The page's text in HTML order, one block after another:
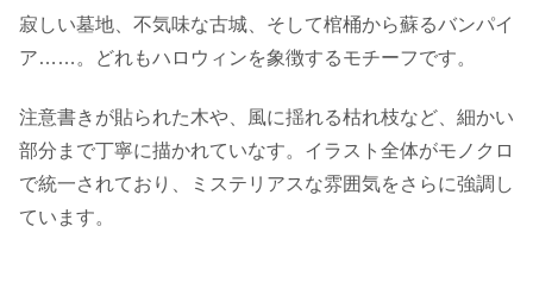
寂しい墓地、不気味な古城、そして棺桶から蘇るバンパイ
ア……。どれもハロウィンを象徴するモチーフです。
注意書きが貼られた木や、風に揺れる枯れ枝など、細かい
部分まで丁寧に描かれていなす。イラスト全体がモノクロ
で統一されており、ミステリアスな雰囲気をさらに強調し
ています。